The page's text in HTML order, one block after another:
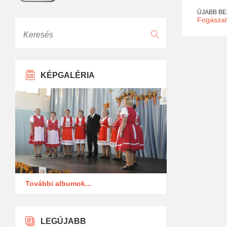
ÚJABB
KÉPGALÉRIA
További albumok...
LEGÚJABB